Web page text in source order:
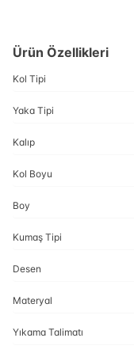
Ürün Özellikleri
Kol Tipi
Yaka Tipi
Kalıp
Kol Boyu
Boy
Kumaş Tipi
Desen
Materyal
Yıkama Talimatı